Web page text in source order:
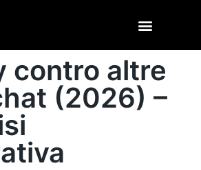
contro altre
(2026) –